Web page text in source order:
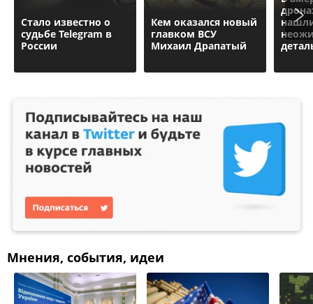
Стало известно о
судьбе Telegram в
России
Кем оказался новый
главком ВСУ
Михаил Драпатый
Мнения, события, идеи